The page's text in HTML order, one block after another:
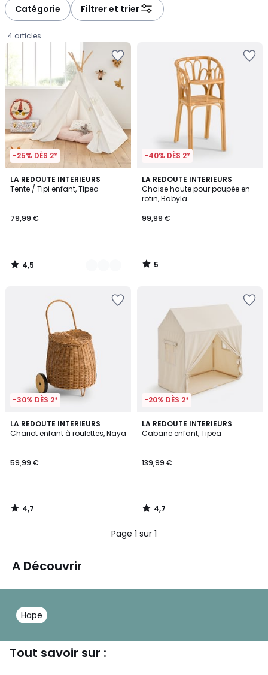
Catégorie Filtrer et trier
4 articles
-25% DÈS 2*
LA REDOUTE INTERIEURS
Tente / Tipi enfant, Tipea
€.
79,99 €
4,5
/ 5
4
Couleurs
4,5
/
-40% DÈS 2*
LA REDOUTE INTERIEURS
Chaise haute pour poupée en
rotin, Babyla
99,99 €
5
/
5
5
/
-30% DÈS 2*
LA REDOUTE INTERIEURS
Chariot enfant à roulettes, Naya
59,99 €
4,7
/ 5
4,7
/
-20% DÈS 2*
LA REDOUTE INTERIEURS
Cabane enfant, Tipea
139,99 €
4,7
/ 5
4,7
/
Page 1 sur 1
A Découvrir
Hape
Tout savoir sur :